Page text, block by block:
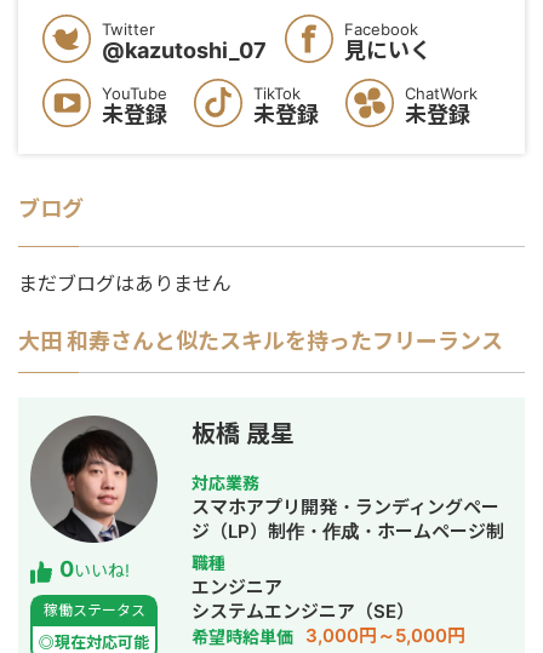
Twitter
@kazutoshi_07
Facebook
見にいく
YouTube
未登録
TikTok
未登録
ChatWork
未登録
ブログ
まだブログはありません
大田 和寿さんと似たスキルを持ったフリーランス
0いいね!
稼働ステータス
◎現在対応可能
板橋 晟星
対応業務
スマホアプリ開発・ランディングペー
ジ（LP）制作・作成・ホームページ制
作・作成・バナー制作・デザイン・漫
画制作・AI活用
職種
エンジニア
システムエンジニア（SE）
希望時給単価 3,000円～5,000円